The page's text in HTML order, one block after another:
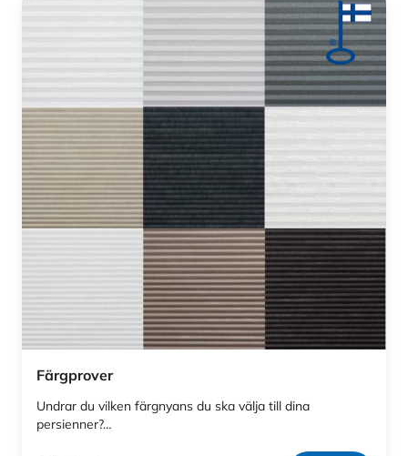
Färgprover
Undrar du vilken färgnyans du ska välja till dina
persienner?…